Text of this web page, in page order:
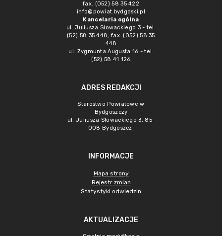
fax. (052) 58 35 422
info@powiat.bydgoski.pl
Kancelaria ogólna
ul. Juliusza Słowackiego 3 - tel.
(52) 58 35 448, fax. (052) 58 35
448
ul. Zygmunta Augusta 16 - tel.
(52) 58 41 126
ADRES REDAKCJI
Starostwo Powiatowe w
Bydgoszczy
ul. Juliusza Słowackiego 3, 85-
008 Bydgoszcz
INFORMACJE
Mapa strony
Rejestr zmian
Statystyki odwiedzin
AKTUALIZACJE